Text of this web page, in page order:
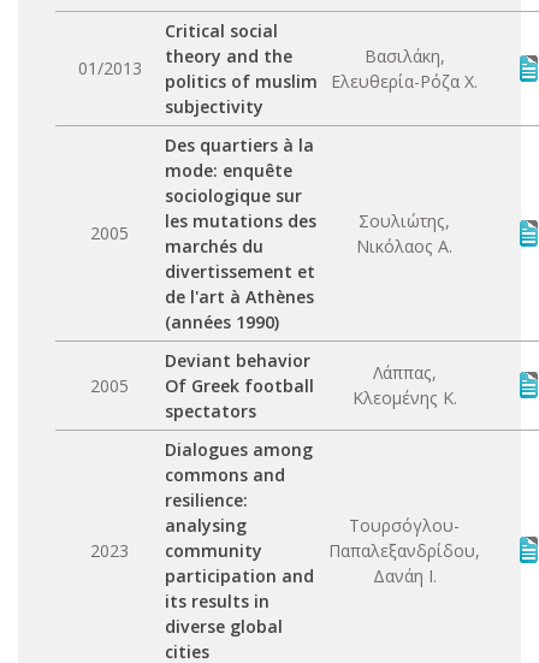
01/2013
Critical social
theory and the
politics of muslim
subjectivity
Βασιλάκη,
Ελευθερία-Ρόζα Χ.
2005
Des quartiers à la
mode: enquête
sociologique sur
les mutations des
marchés du
divertissement et
de l'art à Athènes
(années 1990)
Σουλιώτης,
Νικόλαος Α.
2005
Deviant behavior
Of Greek football
spectators
Λάππας,
Κλεομένης Κ.
2023
Dialogues among
commons and
resilience:
analysing
community
participation and
its results in
diverse global
cities
Τουρσόγλου-
Παπαλεξανδρίδου,
Δανάη Ι.